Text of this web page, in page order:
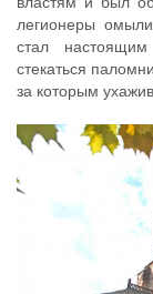
легионеры
стал
стекаться
за которым